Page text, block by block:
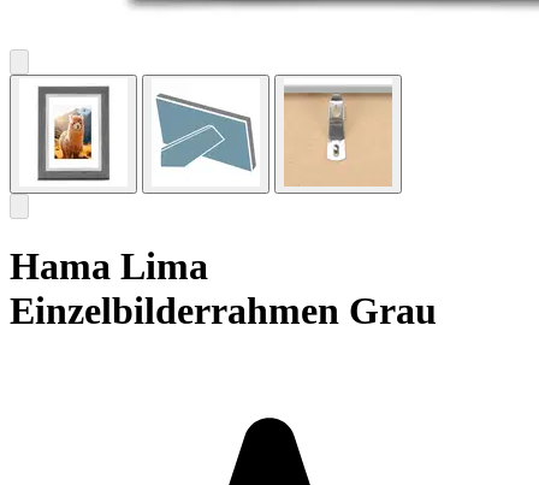
Hama Lima
Einzelbilderrahmen Grau